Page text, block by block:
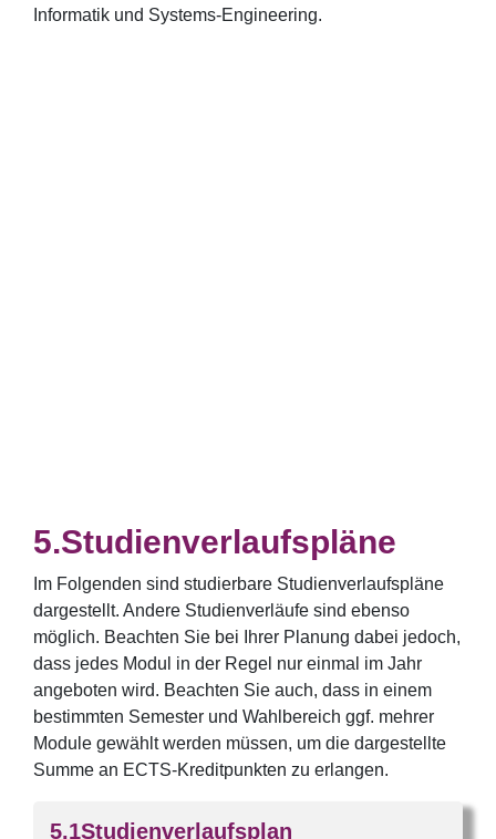
Informatik und Systems-Engineering.
Studienverlaufspläne
Im Folgenden sind studierbare Studienverlaufspläne
dargestellt. Andere Studienverläufe sind ebenso
möglich. Beachten Sie bei Ihrer Planung dabei jedoch,
dass jedes Modul in der Regel nur einmal im Jahr
angeboten wird. Beachten Sie auch, dass in einem
bestimmten Semester und Wahlbereich ggf. mehrer
Module gewählt werden müssen, um die dargestellte
Summe an ECTS-Kreditpunkten zu erlangen.
Studienverlaufsplan